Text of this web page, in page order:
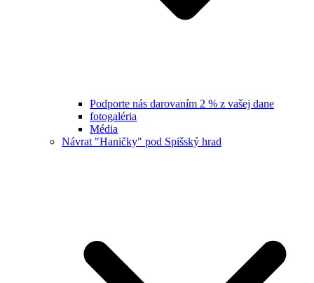
Podporte nás darovaním 2 % z vašej dane
fotogaléria
Média
Návrat "Haničky" pod Spišský hrad